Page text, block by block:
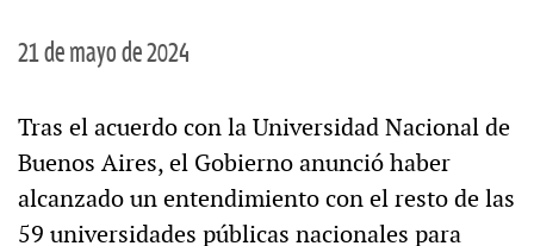
21 de mayo de 2024
Tras el acuerdo con la Universidad Nacional de
Buenos Aires, el Gobierno anunció haber
alcanzado un entendimiento con el resto de las
59 universidades públicas nacionales para